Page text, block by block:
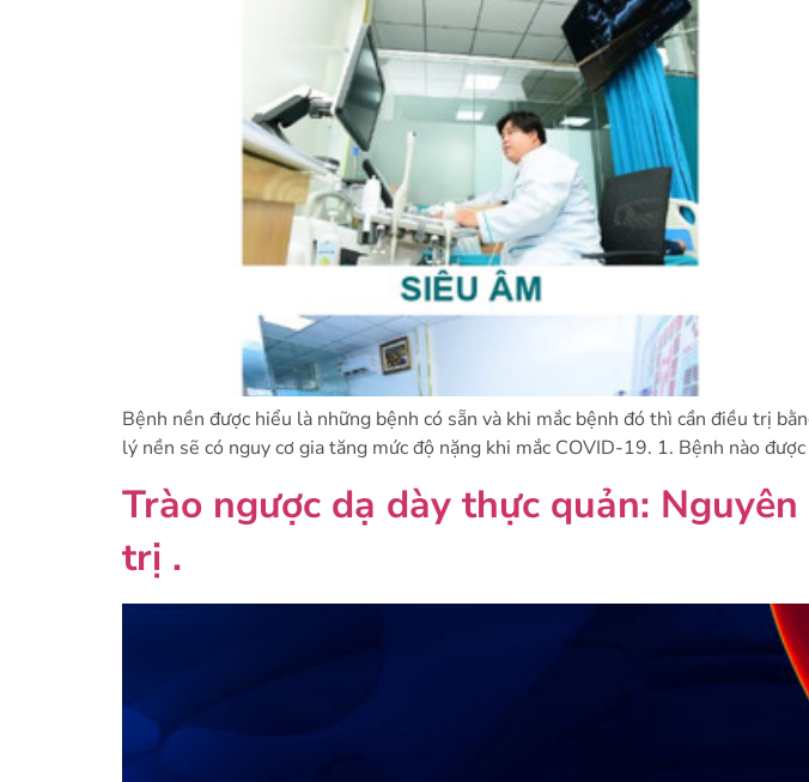
Bệnh nền được hiểu là những bệnh có sẵn và khi mắc bệnh đó thì cần điều trị
lý nền sẽ có nguy cơ gia tăng mức độ nặng khi mắc COVID-19. 1. Bệnh nào
Trào ngược dạ dày thực quản:
trị .